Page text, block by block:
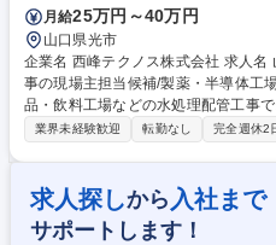
月給25万円～40万円
山口県光市
企業名 西峰テクノス株式会社 求人名 山口/施工管理リーダー/水処理配管工
事の現場主担当候補/製薬・半導体工場案件 仕事の内容 製薬・
品・飲料工場などの水処理配管工事
工程・品質・安全管理や協力会社への
作業員への指示、進捗確認 ■施工写
資材・人員・作業段取りの確認 ■現
告・相談 ■マネージャー・現場責任者と連携し
施工管理リーダー/水処理配管工事
業界未経験歓迎 転勤なし 完全週休2
求人探しから 入社まで
サポートします！